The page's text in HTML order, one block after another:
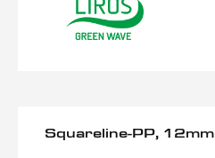
Squareline-PP, 12mm